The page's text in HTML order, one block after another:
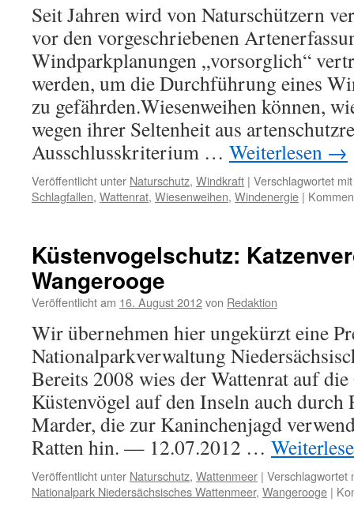
leben?
Seit Jahren wird von Naturschützern
vor den vorgeschriebenen
Windparkplanungen „vorsorglich“
werden, um die Durchführung eines
zu gefährden.Wiesenweihen können,
wegen ihrer Seltenheit aus
Ausschlusskriterium … Weiterlesen →
Veröffentlicht unter Naturschutz, Windkraft | Verschlagwortet mit
Schlagfallen, Wattenrat, Wiesenweihen, Windenergie |
Küstenvogelschutz:
Wangerooge
Veröffentlicht am 16. August 2012von Redaktion
Wir übernehmen hier ungekürzt eine
Nationalparkverwaltung
Bereits 2008 wies der Wattenrat auf
Küstenvögel auf den Inseln auch durch
Marder, die zur Kaninchenjagd
Ratten hin. — 12.07.2012 …
Veröffentlicht unter Naturschutz, Wattenmeer | Verschlagwortet
Nationalpark Niedersächsisches Wattenmeer, Wangerooge |